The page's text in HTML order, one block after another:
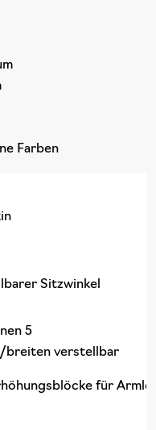
Farben
Sitzwinkel
5
breiten verstellbar
für